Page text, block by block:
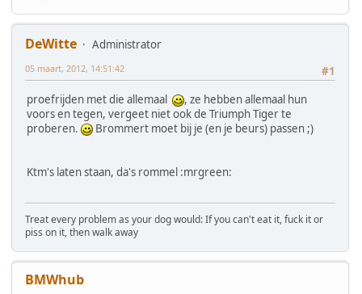
DeWitte
Administrator
#1
05 maart, 2012, 14:51:42
proefrijden met die allemaal
, ze hebben allemaal hun
voors en tegen, vergeet niet ook de Triumph Tiger te
proberen.
Brommert moet bij je (en je beurs) passen ;)
Ktm's laten staan, da's rommel :mrgreen:
Treat every problem as your dog would: If you can't eat it, fuck it or
piss on it, then walk away
BMWhub